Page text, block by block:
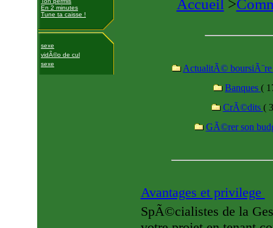
En 2 minutes
Tune ta caisse !
sexe
vidÃ©o de cul
sexe
Accueil >
ActualitÃ©
Banques (
CrÃ©dits (
GÃ©rer son
Avantages et privilege
SpÃ©cialistes de la